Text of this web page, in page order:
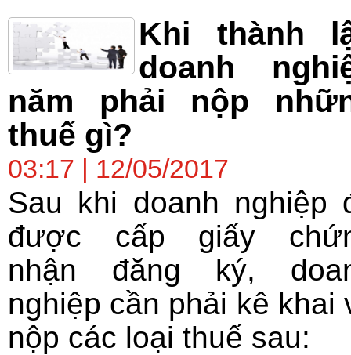
Khi thành
doanh
năm phải nộp
thuế gì?
03:17 | 12/05/2017
Sau khi doanh nghiệp
được cấp giấy
nhận đăng ký,
nghiệp cần phải kê khai
nộp các loại thuế sau: